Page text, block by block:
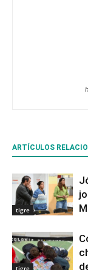
ARTÍCULOS
tigre
tigre